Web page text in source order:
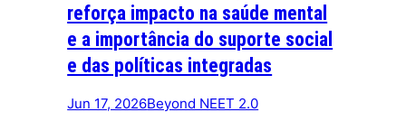
reforça impacto na saúde mental
e a importância do suporte social
e das políticas integradas
Jun 17, 2026Beyond NEET 2.0